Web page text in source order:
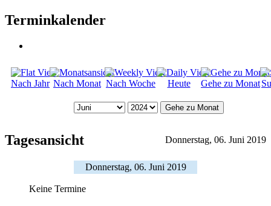
Terminkalender
Nach Jahr Nach Monat Nach Woche Heute Gehe zu Monat
Gehe zu Monat
Tagesansicht Donnerstag, 06. Juni 2019
Donnerstag, 06. Juni 2019
Keine Termine